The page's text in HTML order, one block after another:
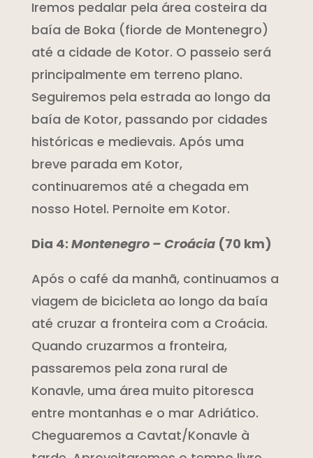
Iremos pedalar pela área costeira da
baía de Boka (fiorde de Montenegro)
até a cidade de Kotor. O passeio será
principalmente em terreno plano.
Seguiremos pela estrada ao longo da
baía de Kotor, passando por cidades
históricas e medievais. Após uma
breve parada em Kotor,
continuaremos até a chegada em
nosso Hotel. Pernoite em Kotor.
Dia 4: Montenegro – Croácia(70 km)
Após o café da manhã, continuamos a
viagem de bicicleta ao longo da baía
até cruzar a fronteira com a Croácia.
Quando cruzarmos a fronteira,
passaremos pela zona rural de
Konavle, uma área muito pitoresca
entre montanhas e o mar Adriático.
Cheguaremos a Cavtat/Konavle à